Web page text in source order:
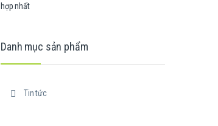
hợp nhất
Danh mục sản phẩm
Tin tức